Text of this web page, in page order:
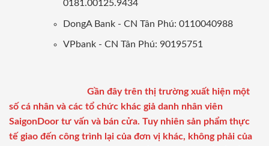
0181.00125.9434
DongA Bank - CN Tân Phú: 0110040988
VPbank - CN Tân Phú: 90195751
Gần đây trên thị trường xuất hiện một
số cá nhân và các tổ chức khác giả danh nhân viên
SaigonDoor tư vấn và bán cửa. Tuy nhiên sản phẩm thực
tế giao đến công trình lại của đơn vị khác, không phải của